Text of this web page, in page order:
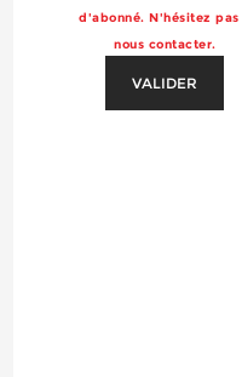
d'abonné. N'hésitez pas
nous contacter.
VALIDER